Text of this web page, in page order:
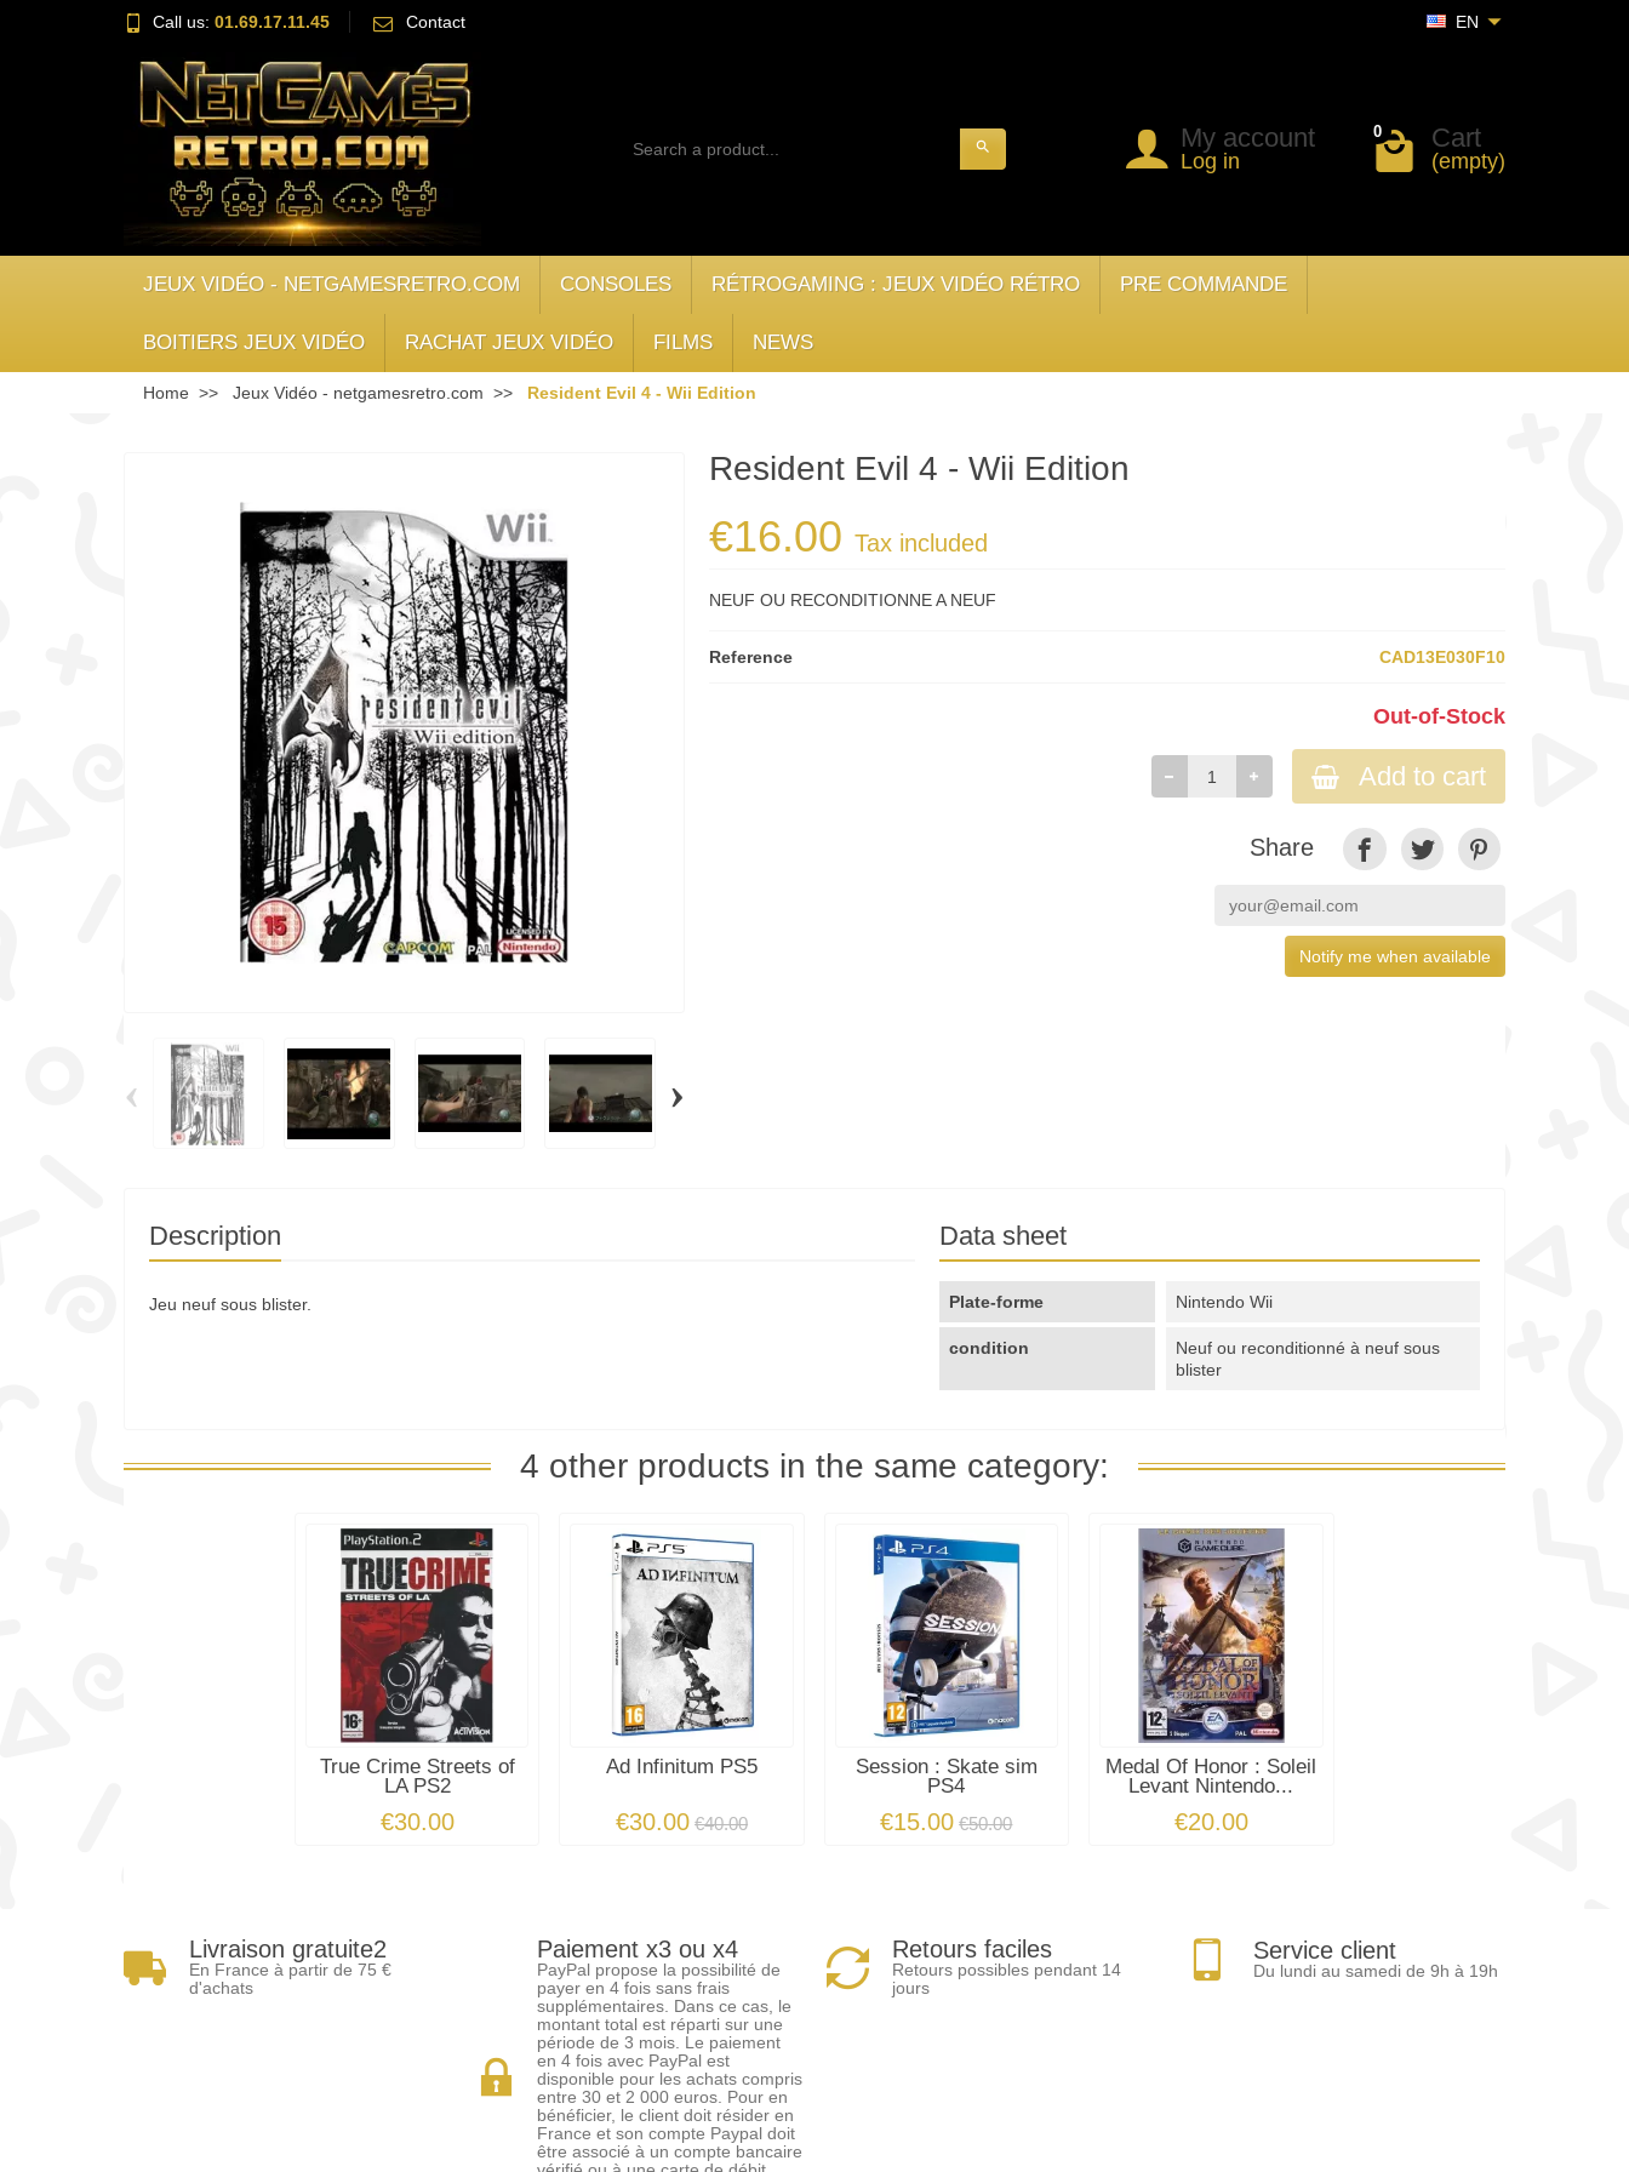
Call us: 01.69.17.11.45 Contact EN
search My account
Log in
0 Cart
(empty)
JEUX VIDÉO - NETGAMESRETRO.COM CONSOLES RÉTROGAMING : JEUX VIDÉO RÉTRO PRE COMMANDE
BOITIERS JEUX VIDÉO RACHAT JEUX VIDÉO FILMS NEWS
Home Jeux Vidéo - netgamesretro.com Resident Evil 4 - Wii Edition
‹ ›
Resident Evil 4 - Wii Edition
€16.00Tax included
NEUF OU RECONDITIONNE A NEUF
Reference CAD13E030F10
Out-of-Stock
Add to cart
Share
Notify me when available
Description
Jeu neuf sous blister.
Data sheet
Plate-forme Nintendo Wii
condition
Neuf ou reconditionné à neuf sous
blister
4 other products in the same category:
True Crime Streets of
LA PS2
€30.00
Ad Infinitum PS5
€30.00 €40.00
Session : Skate sim
PS4
€15.00 €50.00
Medal Of Honor : Soleil
Levant Nintendo...
€20.00
Livraison gratuite2
En France à partir de 75 €
d'achats
Paiement x3 ou x4
PayPal propose la possibilité de
payer en 4 fois sans frais
supplémentaires. Dans ce cas, le
montant total est réparti sur une
période de 3 mois. Le paiement
en 4 fois avec PayPal est
disponible pour les achats compris
entre 30 et 2 000 euros. Pour en
bénéficier, le client doit résider en
France et son compte Paypal doit
être associé à un compte bancaire
Retours faciles
Retours possibles pendant 14
jours
Service client
Du lundi au samedi de 9h à 19h